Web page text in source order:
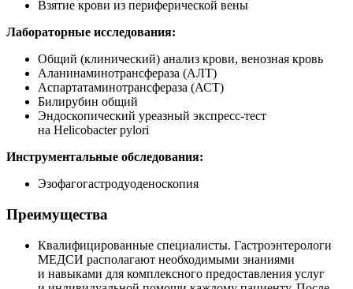
Взятие крови из периферической вены
Лабораторные исследования:
Общий (клинический) анализ крови, венозная кровь
Аланинаминотрансфераза (АЛТ)
Аспартатаминотрансфераза (АСТ)
Билирубин общий
Эндоскопический уреазный экспресс-тест
на Helicobacter pylori
Инструментальные обследования:
Эзофагогастродуоденоскопия
Преимущества
Квалифицированные специалисты. Гастроэнтерологи
МЕДСИ располагают необходимыми знаниями
и навыками для комплексного предоставления услуг